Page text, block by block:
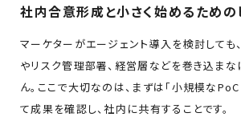
社内合意形成と小さく始めるための
マーケターがエージェント導入を検討しても
やリスク管理部署、経営層などを巻き込ま
ん。ここで大切なのは、まずは「小規模なPoC
て成果を確認し、社内に共有することです。